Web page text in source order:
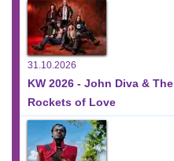
31.10.2026
KW 2026 - John Diva & The
Rockets of Love